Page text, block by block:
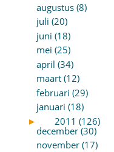
augustus (8)
juli (20)
juni (18)
mei (25)
april (34)
maart (12)
februari (29)
januari (18)
►
2011 (126)
december (30)
november (17)